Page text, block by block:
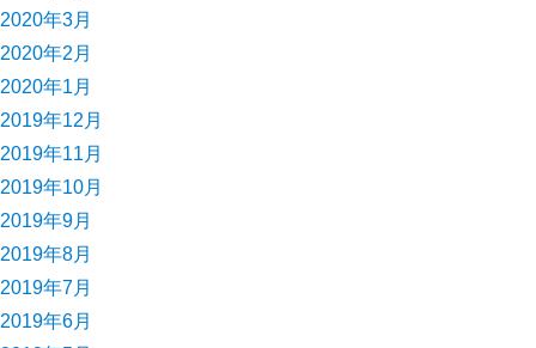
2020年3月
2020年2月
2020年1月
2019年12月
2019年11月
2019年10月
2019年9月
2019年8月
2019年7月
2019年6月